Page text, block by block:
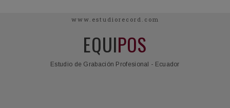
www.estudiorecord.com
EQUIPOS
Estudio de Grabación Profesional - Ecuador